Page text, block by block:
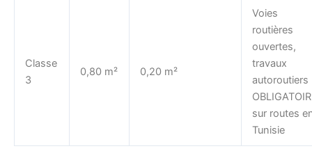
Classe
3
0,80 m² 0,20 m²
Voies
routières
ouvertes,
travaux
autoroutiers
sur routes
Tunisie